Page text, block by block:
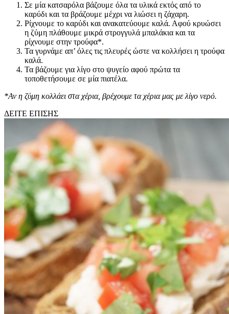
Σε μία κατσαρόλα βάζουμε όλα τα υλικά εκτός από το
καρύδι και τα βράζουμε μέχρι να λιώσει η ζάχαρη.
Ρίχνουμε το καρύδι και ανακατεύουμε καλά. Αφού κρυώσει
η ζύμη πλάθουμε μικρά στρογγυλά μπαλάκια και τα
ρίχνουμε στην τρούφα*.
Τα γυρνάμε απ’ όλες τις πλευρές ώστε να κολλήσει η τρούφα
καλά.
Τα βάζουμε για λίγο στο ψυγείο αφού πρώτα τα
τοποθετήσουμε σε μία πιατέλα.
*Αν η ζύμη κολλάει στα χέρια, βρέχουμε τα χέρια μας με λίγο νερό.
ΔΕΙΤΕ ΕΠΙΣΗΣ